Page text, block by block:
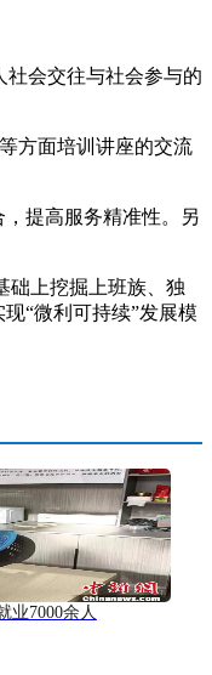
会交往与社会参与的
方面培训讲座的交流
提高服务精准性。另
础上挖掘上班族、独
“微利可持续”发展模
业7000余人